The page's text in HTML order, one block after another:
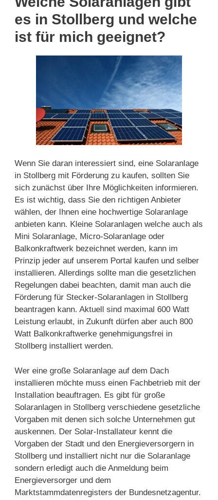
es in Stollberg und welche
ist für mich geeignet?
Wenn Sie daran interessiert sind, eine Solaranlage
in Stollberg mit Förderung zu kaufen, sollten Sie
sich zunächst über Ihre Möglichkeiten informieren.
Es ist wichtig, dass Sie den richtigen Anbieter
wählen, der Ihnen eine hochwertige Solaranlage
anbieten kann. Kleine Solaranlagen welche auch als
Mini Solaranlage, Micro-Solaranlage oder
Balkonkraftwerk bezeichnet werden, kann im
Prinzip jeder auf unserem Portal kaufen und selber
installieren. Allerdings sollte man die gesetzlichen
Regelungen dabei beachten, damit man auch die
Förderung für Stecker-Solaranlagen in Stollberg
beantragen kann. Aktuell sind maximal 600 Watt
Leistung erlaubt, in Zukunft dürfen aber auch 800
Watt Balkonkraftwerke genehmigungsfrei in
Stollberg installiert werden.
Wer eine große Solaranlage auf dem Dach
installieren möchte muss einen Fachbetrieb mit der
Installation beauftragen. Es gibt für große
Solaranlagen in Stollberg verschiedene gesetzliche
Vorgaben mit denen sich solche Unternehmen gut
auskennen. Der Solar-Installateur kennt die
Vorgaben der Stadt und den Energieversorgern in
Stollberg und installiert nicht nur die Solaranlage
sondern erledigt auch die Anmeldung beim
Energieversorger und dem
Marktstammdatenregisters der Bundesnetzagentur.